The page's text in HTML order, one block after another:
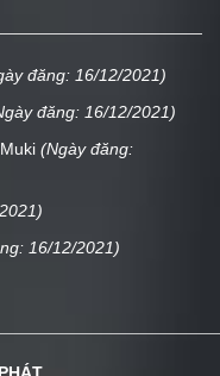
đăng: 16/12/2021)
đăng: 16/12/2021)
(Ngày đăng:
16/12/2021)